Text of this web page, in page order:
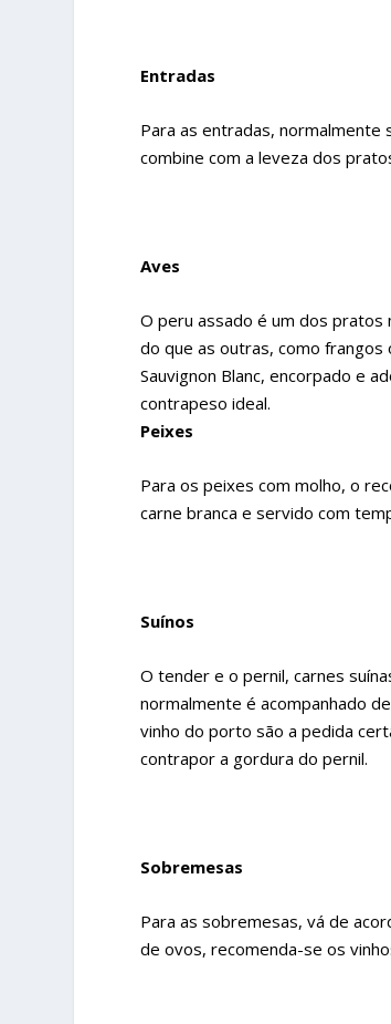
Entradas
Para as entradas,
combine com a leveza dos
Aves
O peru assado é um dos pratos
do que as outras, como frangos
Sauvignon Blanc, encorpado e
contrapeso ideal.
Peixes
Para os peixes com molho, o
carne branca e servido com
Suínos
O tender e o pernil, carnes
normalmente é acompanhado
vinho do porto são a pedida
contrapor a gordura do pernil.
Sobremesas
Para as sobremesas, vá de
de ovos, recomenda-se os